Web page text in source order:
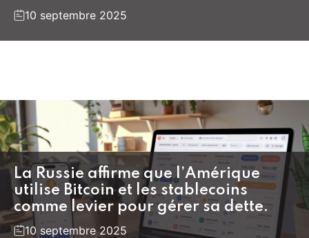
10 septembre 2025
La Russie affirme que l’Amérique
utilise Bitcoin et les stablecoins
comme levier pour gérer sa dette.
10 septembre 2025